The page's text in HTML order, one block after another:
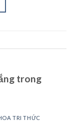
trong
TRI THỨC